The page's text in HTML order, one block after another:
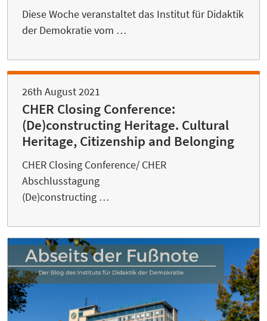
Diese Woche veranstaltet das Institut für Didaktik
der Demokratie vom …
26th August 2021
CHER Closing Conference:
(De)constructing Heritage. Cultural
Heritage, Citizenship and Belonging
CHER Closing Conference/ CHER
Abschlusstagung
(De)constructing …